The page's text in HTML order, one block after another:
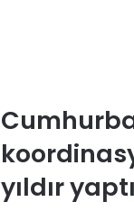
yıldır